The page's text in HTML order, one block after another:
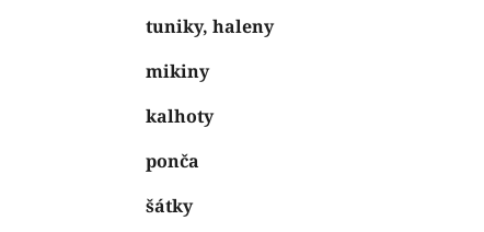
tuniky, haleny
mikiny
kalhoty
ponča
šátky